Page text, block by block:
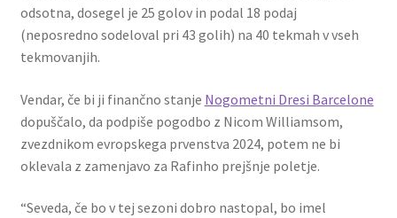
odsotna, dosegel je 25 golov in podal 18 podaj
(neposredno sodeloval pri 43 golih) na 40 tekmah v vseh
tekmovanjih.
Vendar, če bi ji finančno stanje Nogometni Dresi Barcelone
dopuščalo, da podpiše pogodbo z Nicom Williamsom,
zvezdnikom evropskega prvenstva 2024, potem ne bi
oklevala z zamenjavo za Rafinho prejšnje poletje.
“Seveda, če bo v tej sezoni dobro nastopal, bo imel